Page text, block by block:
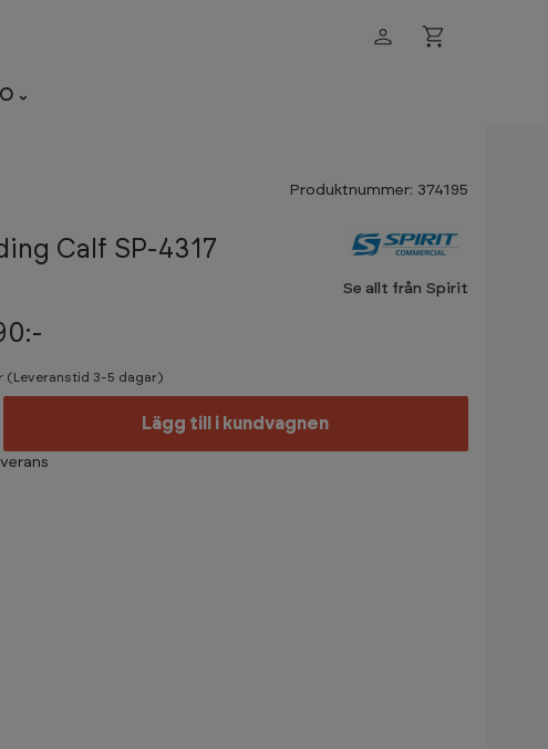
Produktnummer: 374195
Calf SP-4317
Se allt från Spirit
(Leveranstid 3-5 dagar)
Lägg till i kundvagnen